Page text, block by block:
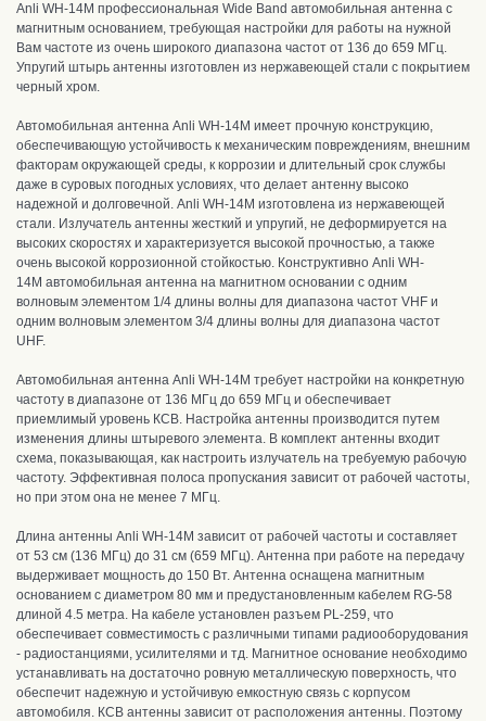
Anli WH-14M профессиональная Wide Band автомобильная антенна с
магнитным основанием, требующая настройки для работы на нужной
Вам частоте из очень широкого диапазона частот от 136 до 659 МГц.
Упругий штырь антенны изготовлен из нержавеющей стали с покрытием
черный хром.
Автомобильная антенна Anli WH-14M имеет прочную конструкцию,
обеспечивающую устойчивость к механическим повреждениям, внешним
факторам окружающей среды, к коррозии и длительный срок службы
даже в суровых погодных условиях, что делает антенну высоко
надежной и долговечной. Anli WH-14M изготовлена из нержавеющей
стали. Излучатель антенны жесткий и упругий, не деформируется на
высоких скоростях и характеризуется высокой прочностью, а также
очень высокой коррозионной стойкостью. Конструктивно Anli WH-
14M автомобильная антенна на магнитном основании с одним
волновым элементом 1/4 длины волны для диапазона частот VHF и
одним волновым элементом 3/4 длины волны для диапазона частот
UHF.
Автомобильная антенна Anli WH-14M требует настройки на конкретную
частоту в диапазоне от 136 МГц до 659 МГц и обеспечивает
приемлимый уровень КСВ. Настройка антенны производится путем
изменения длины штыревого элемента. В комплект антенны входит
схема, показывающая, как настроить излучатель на требуемую рабочую
частоту. Эффективная полоса пропускания зависит от рабочей частоты,
но при этом она не менее 7 МГц.
Длина антенны Anli WH-14M зависит от рабочей частоты и составляет
от 53 см (136 МГц) до 31 см (659 МГц). Антенна при работе на передачу
выдерживает мощность до 150 Вт. Антенна оснащена магнитным
основанием с диаметром 80 мм и предустановленным кабелем RG-58
длиной 4.5 метра. На кабеле установлен разъем PL-259, что
обеспечивает совместимость с различными типами радиооборудования
- радиостанциями, усилителями и тд. Магнитное основание необходимо
устанавливать на достаточно ровную металлическую поверхность, что
обеспечит надежную и устойчивую емкостную связь с корпусом
автомобиля. КСВ антенны зависит от расположения антенны. Поэтому